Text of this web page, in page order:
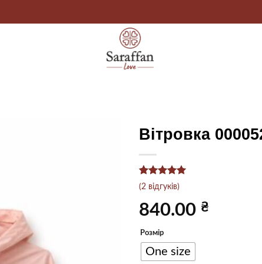
Вітровка
Рейтинг5
з 5 на
основі
опитування
2
(2 відгуків)
840.00 ₴
Розмір
One size